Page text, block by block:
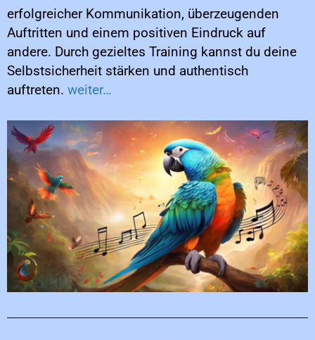
erfolgreicher Kommunikation, überzeugenden
Auftritten und einem positiven Eindruck auf
andere. Durch gezieltes Training kannst du deine
Selbstsicherheit stärken und authentisch
auftreten. weiter…